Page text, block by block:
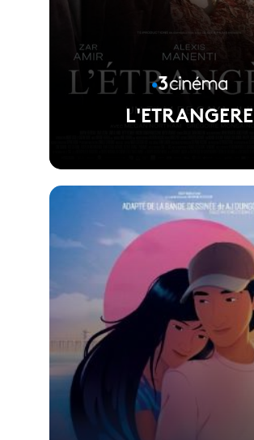
L'ETRANGERE
Réalisé par Gaya jiji
Voir la fiche du film